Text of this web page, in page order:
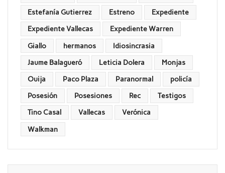
Estefanía Gutierrez Estreno Expediente
Expediente Vallecas Expediente Warren
Giallo hermanos Idiosincrasia
Jaume Balagueró Leticia Dolera Monjas
Ouija Paco Plaza Paranormal policía
Posesión Posesiones Rec Testigos
Tino Casal Vallecas Verónica
Walkman